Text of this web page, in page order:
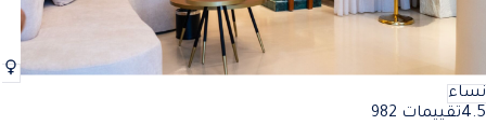
نساء
4.5تقييمات 982